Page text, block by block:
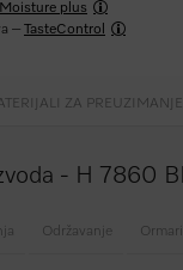
Moisture plus
– TasteControl
ZA PREUZIMANJE
- H 7860
Održavanje